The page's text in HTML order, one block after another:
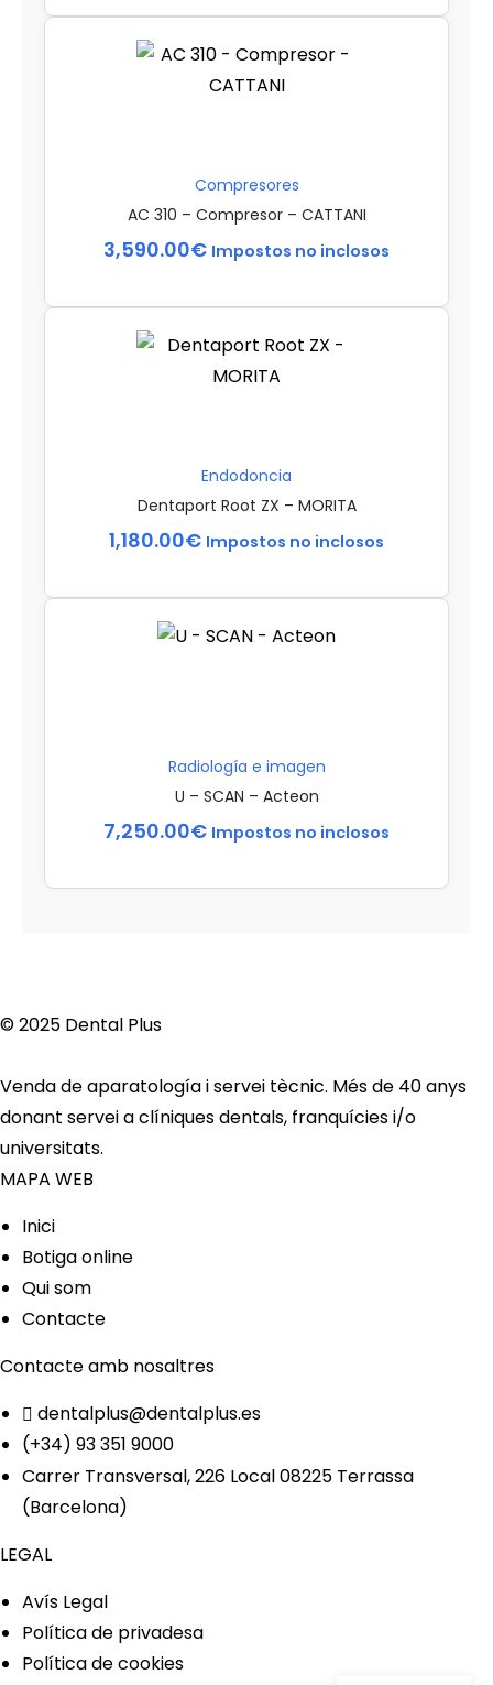
Compresores
AC 310 – Compresor – CATTANI
3,590.00€ Impostos no inclosos
Endodoncia
Dentaport Root ZX – MORITA
1,180.00€ Impostos no inclosos
Radiología e imagen
U – SCAN – Acteon
7,250.00€ Impostos no inclosos
© 2025 Dental Plus
Venda de aparatología i servei tècnic. Més de 40 anys
donant servei a clíniques dentals, franquícies i/o
universitats.
MAPA WEB
Inici
Botiga online
Qui som
Contacte
Contacte amb nosaltres
dentalplus@dentalplus.es
(+34) 93 351 9000
Carrer Transversal, 226 Local 08225 Terrassa
(Barcelona)
LEGAL
Avís Legal
Política de privadesa
Política de cookies